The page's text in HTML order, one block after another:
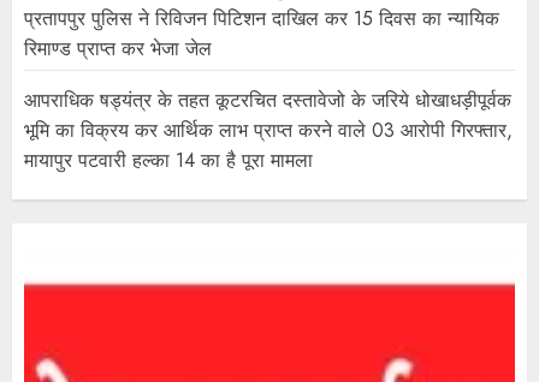
प्रतापपुर पुलिस ने रिविजन पिटिशन दाखिल कर 15 दिवस का न्यायिक
रिमाण्ड प्राप्त कर भेजा जेल
आपराधिक षड्यंत्र के तहत कूटरचित दस्तावेजो के जरिये धोखाधड़ीपूर्वक
भूमि का विक्रय कर आर्थिक लाभ प्राप्त करने वाले 03 आरोपी गिरफ्तार,
मायापुर पटवारी हल्का 14 का है पूरा मामला